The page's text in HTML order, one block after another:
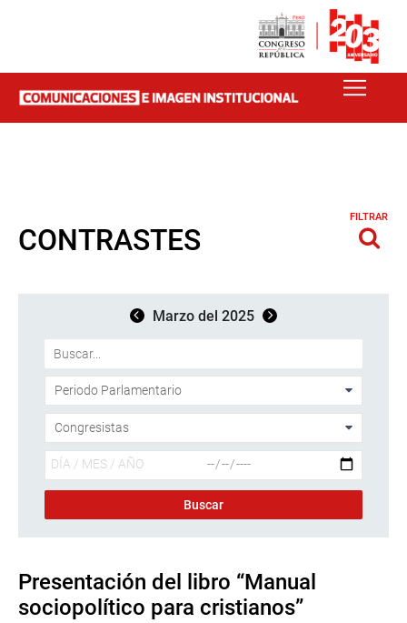
CONTRASTES
FILTRAR
Marzo del 2025
Presentación del libro “Manual
sociopolítico para cristianos”